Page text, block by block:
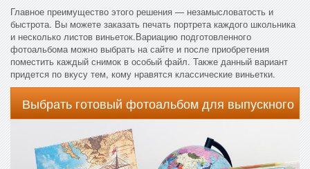
Главное преимущество этого решения — незамысловатость и
быстрота. Вы можете заказать печать портрета каждого школьника
и несколько листов виньеток.Вариацию подготовленного
фотоальбома можно выбрать на сайте и после приобретения
поместить каждый снимок в особый файл. Также данный вариант
придется по вкусу тем, кому нравятся классические виньетки.
Выбрать готовый фотоальбом для выпускного